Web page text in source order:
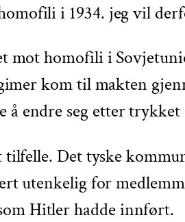
i 1934. jeg vil
mot homofili i
kom til makten
å endre seg etter
Det tyske
utenkelig for
Hitler hadde innført.